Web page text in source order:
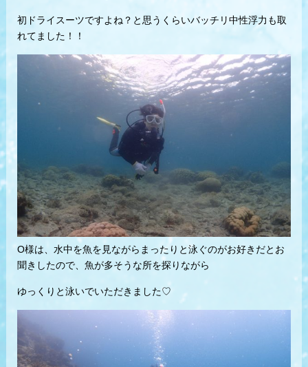
初ドライスーツですよね？と思うくらいバッチリ中性浮力も取
れてました！！
O様は、水中を魚を見ながらまったりと泳ぐのがお好きだとお
聞きしたので、魚が多そうな所を探りながら
ゆっくりと泳いでいただきました♡